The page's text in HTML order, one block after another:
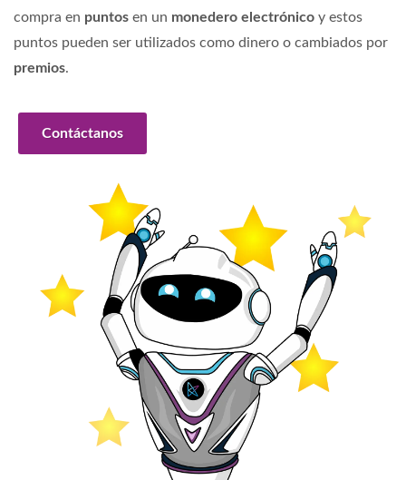
compra en puntos en un monedero electrónico y estos
puntos pueden ser utilizados como dinero o cambiados por
premios.
Contáctanos